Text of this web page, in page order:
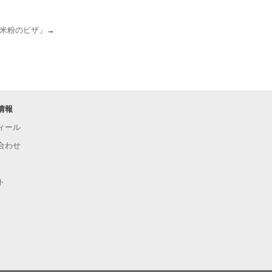
米粉のピザ 」→
報
ール
わせ